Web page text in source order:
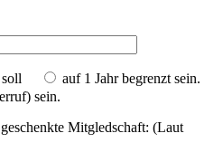
auf 1 Jahr begrenzt sein.
sein.
Mitgledschaft: (Laut